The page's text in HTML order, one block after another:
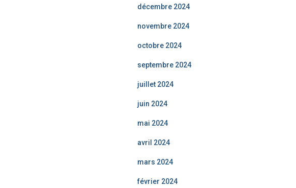
décembre 2024
novembre 2024
octobre 2024
septembre 2024
juillet 2024
juin 2024
mai 2024
avril 2024
mars 2024
février 2024